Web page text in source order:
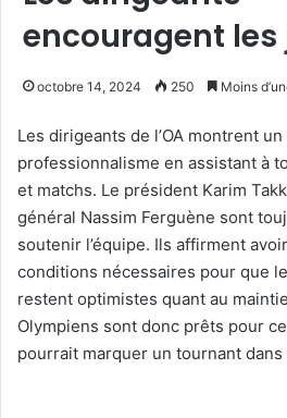
encouragent les
octobre 14, 2024 250 Moins
Les dirigeants de l’OA montrent
professionnalisme en assistant à
et matchs. Le président Karim
général Nassim Ferguène sont
soutenir l’équipe. Ils affirment
conditions nécessaires pour que
restent optimistes quant au
Olympiens sont donc prêts pour
pourrait marquer un tournant dans